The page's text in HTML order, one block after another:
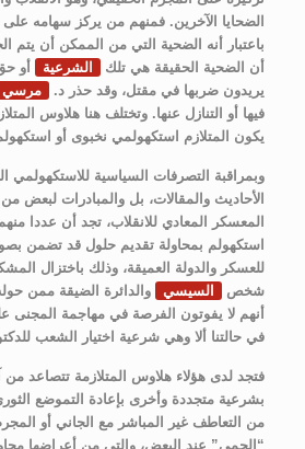
الضحايا الآخرين. فمنهم من يركز سهامه
باعتبار أنه الضحية التي من الممكن أن يتم
أن الضحية الحقيقة هي تلك
الشرعية
أو
يريدون ضربها في مقتل، وقد حذر د.
مرسي
فيها أو التنازل عنها. وتختلف هنا هلاوس
يكون المتلازم استكهولمي نخبوى أو
وبمراقبة التصرفات السياسية للاستكهولمي
الأحاديث والمقالات، بل والمبادرات لبعض
المعسكر المعادي للانقلاب، تجد أن عددا
استكهولم بمحاولة تقديم حلول قد تضمن
للعسكر والدولة العميقة، وذلك باختزال
شخص
السيسي
والدائرة الضيقة ممن
أنهم لا يفوتون الفرصة في مهاجمة المجنى
في حالتنا ألا وهي شرعية اختيار الشعب
فتجد لدى هؤلاء هلاوس المتلازمة تتصاعد من
بشرعية متجددة وأخرى بإعادة التموضع
من التعاطف غير المباشر مع الجاني أو
“الحمى” عند البعض، والتى من أعراضها